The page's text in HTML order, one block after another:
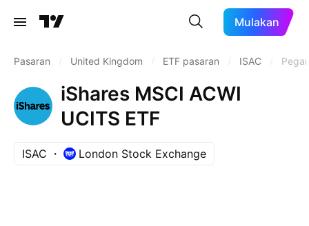
Mulakan
Pasaran United Kingdom ETF pasaran ISAC
iShares MSCI ACWI
UCITS ETF
ISAC London Stock Exchange